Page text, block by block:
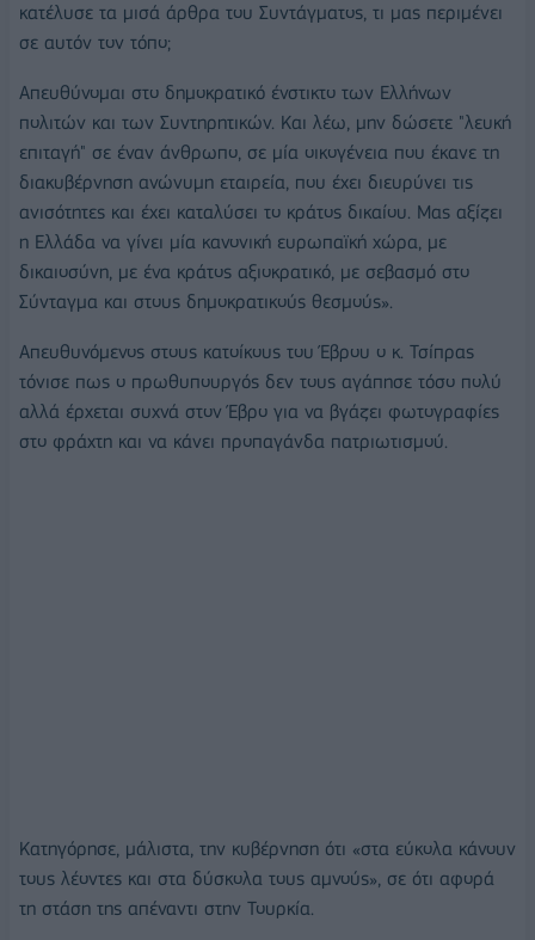
κατέλυσε τα μισά άρθρα του Συντάγματος, τι μας περιμένει
σε αυτόν τον τόπο;
Απευθύνομαι στο δημοκρατικό ένστικτο των Ελλήνων
πολιτών και των Συντηρητικών. Και λέω, μην δώσετε "λευκή
επιταγή" σε έναν άνθρωπο, σε μία οικογένεια που έκανε τη
διακυβέρνηση ανώνυμη εταιρεία, που έχει διευρύνει τις
ανισότητες και έχει καταλύσει το κράτος δικαίου. Μας αξίζει
η Ελλάδα να γίνει μία κανονική ευρωπαϊκή χώρα, με
δικαιοσύνη, με ένα κράτος αξιοκρατικό, με σεβασμό στο
Σύνταγμα και στους δημοκρατικούς θεσμούς».
Απευθυνόμενος στους κατοίκους του Έβρου ο κ. Τσίπρας
τόνισε πως ο πρωθυπουργός δεν τους αγάπησε τόσο πολύ
αλλά έρχεται συχνά στον Έβρο για να βγάζει φωτογραφίες
στο φράχτη και να κάνει προπαγάνδα πατριωτισμού.
Κατηγόρησε, μάλιστα, την κυβέρνηση ότι «στα εύκολα κάνουν
τους λέοντες και στα δύσκολα τους αμνούς», σε ότι αφορά
τη στάση της απέναντι στην Τουρκία.